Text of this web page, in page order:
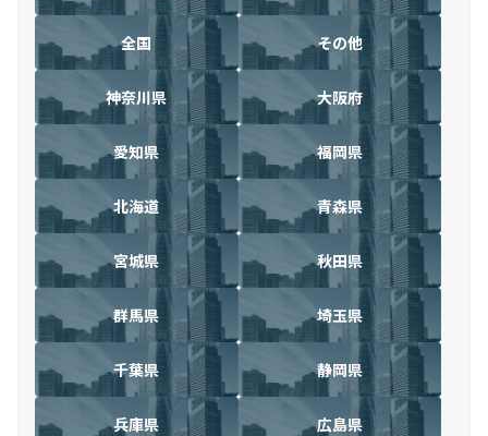
全国 その他
神奈川県 大阪府
愛知県 福岡県
北海道 青森県
宮城県 秋田県
群馬県 埼玉県
千葉県 静岡県
兵庫県 広島県